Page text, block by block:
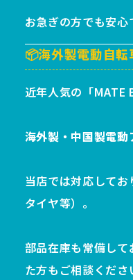
お急ぎの方でも安心
📦海外製電動自転
近年人気の「MATE
海外製・中国製電動
当店では対応して
タイヤ等）。
部品在庫も常備し
た方もご相談くださ